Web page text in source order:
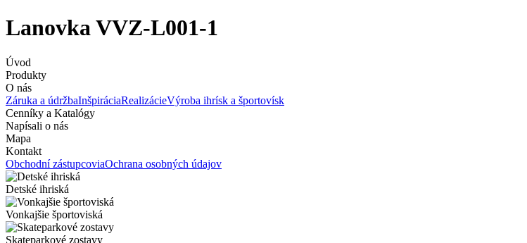
Lanovka VVZ-L001-1
Úvod
Produkty
O nás
Záruka a údržbaInšpiráciaRealizácieVýroba ihrísk a športovísk
Cenníky a Katalógy
Napísali o nás
Mapa
Kontakt
Obchodní zástupcoviaOchrana osobných údajov
Detské ihriská
Vonkajšie športoviská
Skateparkové zostavy